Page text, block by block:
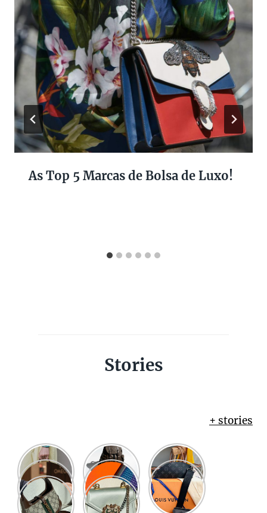
As Top 5 Marcas de Bolsa de Luxo!
Stories
+ stories